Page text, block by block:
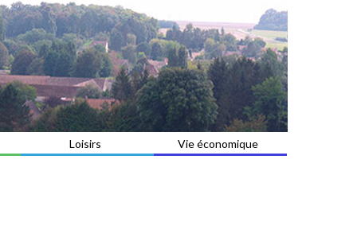
Loisirs Vie économique